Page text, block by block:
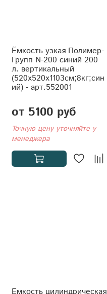
Ёмкость узкая Полимер-
Групп N-200 синий 200
л. вертикальный
(520x520x1103см;8кг;син
ий) - арт.552001
от 5100 руб
Точную цену уточняйте у
менеджера
Емкость цилиндрическая